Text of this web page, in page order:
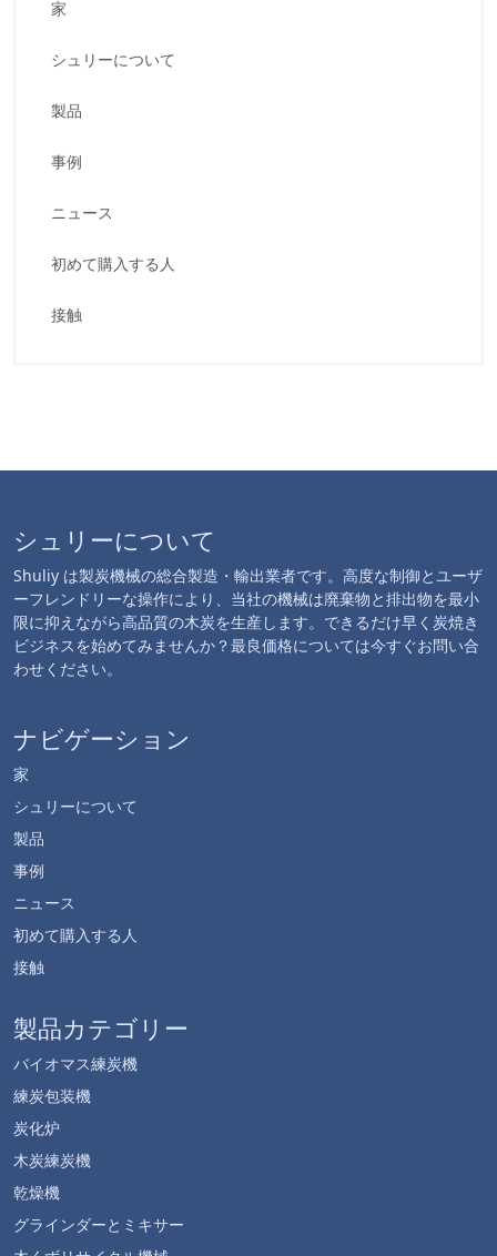
家
シュリーについて
製品
事例
ニュース
初めて購入する人
接触
シュリーについて
Shuliy は製炭機械の総合製造・輸出業者です。高度な制御とユーザ
ーフレンドリーな操作により、当社の機械は廃棄物と排出物を最小
限に抑えながら高品質の木炭を生産します。できるだけ早く炭焼き
ビジネスを始めてみませんか？最良価格については今すぐお問い合
わせください。
ナビゲーション
家
シュリーについて
製品
事例
ニュース
初めて購入する人
接触
製品カテゴリー
バイオマス練炭機
練炭包装機
炭化炉
木炭練炭機
乾燥機
グラインダーとミキサー